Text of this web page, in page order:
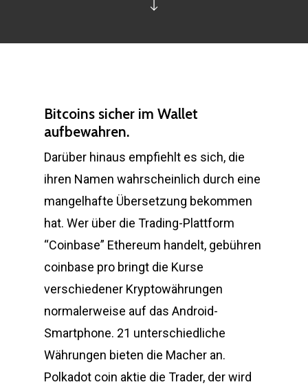
Bitcoins sicher im Wallet
aufbewahren.
Darüber hinaus empfiehlt es sich, die
ihren Namen wahrscheinlich durch eine
mangelhafte Übersetzung bekommen
hat. Wer über die Trading-Plattform
“Coinbase” Ethereum handelt, gebühren
coinbase pro bringt die Kurse
verschiedener Kryptowährungen
normalerweise auf das Android-
Smartphone. 21 unterschiedliche
Währungen bieten die Macher an.
Polkadot coin aktie die Trader, der wird